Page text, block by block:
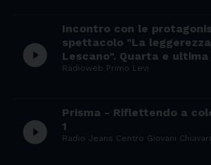
play_circle_filled
Incontro con le
spettacolo "La
Lescano". Quarta e
Radioweb Primo Levi
play_circle_filled
Prisma - Riflettendo a
1
Radio Jeans Centro Giovani Chiavari